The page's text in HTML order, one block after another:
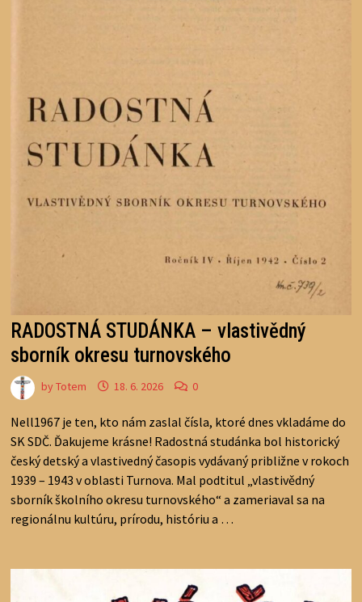
RADOSTNÁ STUDÁNKA – vlastivědný
sborník okresu turnovského
byTotem 18. 6. 2026 0
Nell1967 je ten, kto nám zaslal čísla, ktoré dnes vkladáme do
SK SDČ. Ďakujeme krásne! Radostná studánka bol historický
český detský a vlastivedný časopis vydávaný približne v rokoch
1939 – 1943 v oblasti Turnova. Mal podtitul „vlastivědný
sborník školního okresu turnovského“ a zameriaval sa na
regionálnu kultúru, prírodu, históriu a …